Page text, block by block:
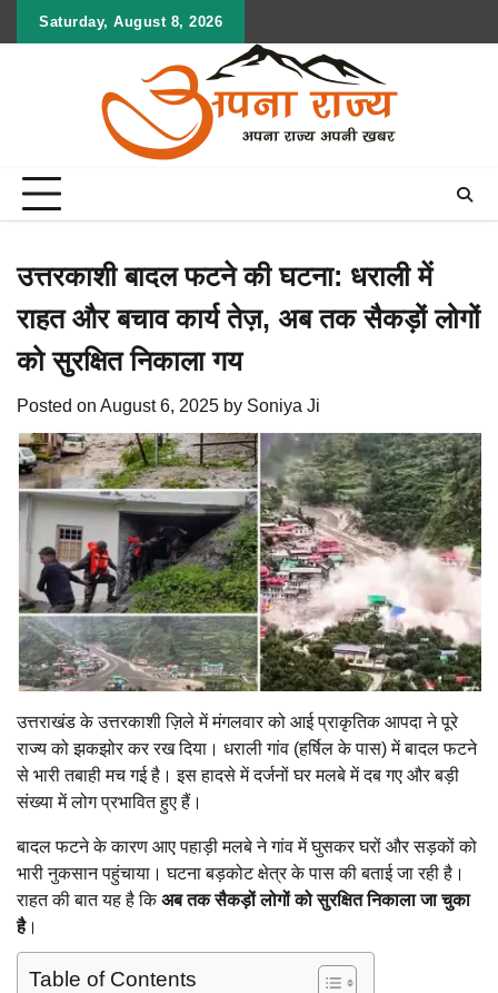
Saturday, August 8, 2026
उत्तरकाशी बादल फटने की घटना: धराली में
राहत और बचाव कार्य तेज़, अब तक सैकड़ों लोगों
को सुरक्षित निकाला गय
Posted on August 6, 2025 by Soniya Ji
उत्तराखंड के उत्तरकाशी ज़िले में मंगलवार को आई प्राकृतिक आपदा ने पूरे
राज्य को झकझोर कर रख दिया। धराली गांव (हर्षिल के पास) में बादल फटने
से भारी तबाही मच गई है। इस हादसे में दर्जनों घर मलबे में दब गए और बड़ी
संख्या में लोग प्रभावित हुए हैं।
बादल फटने के कारण आए पहाड़ी मलबे ने गांव में घुसकर घरों और सड़कों को
भारी नुकसान पहुंचाया। घटना बड़कोट क्षेत्र के पास की बताई जा रही है।
राहत की बात यह है किअब तक सैकड़ों लोगों को सुरक्षित निकाला जा चुका
है।
Table of Contents